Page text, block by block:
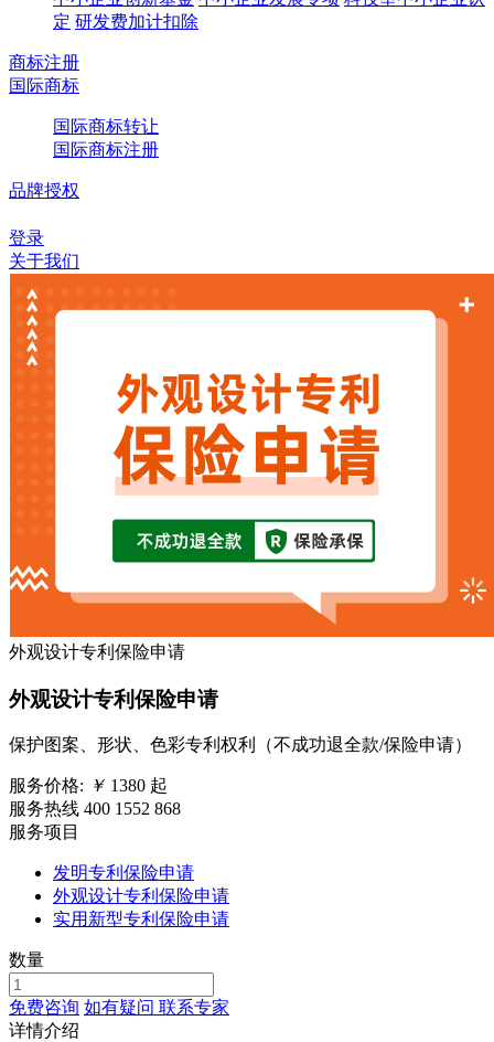
定 研发费加计扣除
商标注册
国际商标
国际商标转让
国际商标注册
品牌授权
登录
关于我们
外观设计专利保险申请
外观设计专利保险申请
保护图案、形状、色彩专利权利（不成功退全款/保险申请）
服务价格: ￥ 1380 起
服务热线 400 1552 868
服务项目
发明专利保险申请
外观设计专利保险申请
实用新型专利保险申请
数量
免费咨询 如有疑问 联系专家
详情介绍